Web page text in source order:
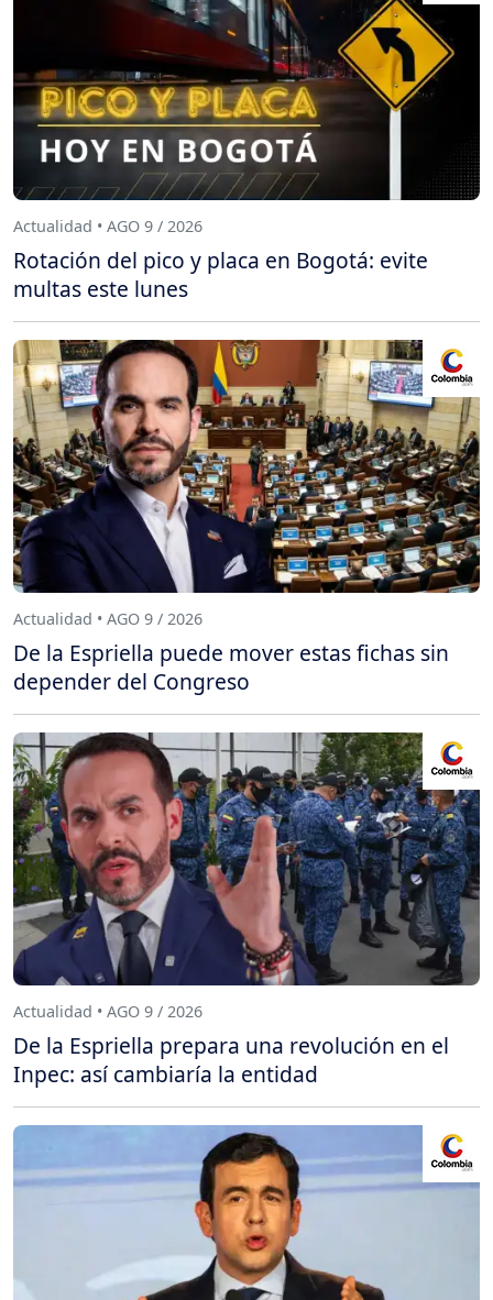
Actualidad • AGO 9 / 2026
Rotación del pico y placa en Bogotá: evite
multas este lunes
Actualidad • AGO 9 / 2026
De la Espriella puede mover estas fichas sin
depender del Congreso
Actualidad • AGO 9 / 2026
De la Espriella prepara una revolución en el
Inpec: así cambiaría la entidad